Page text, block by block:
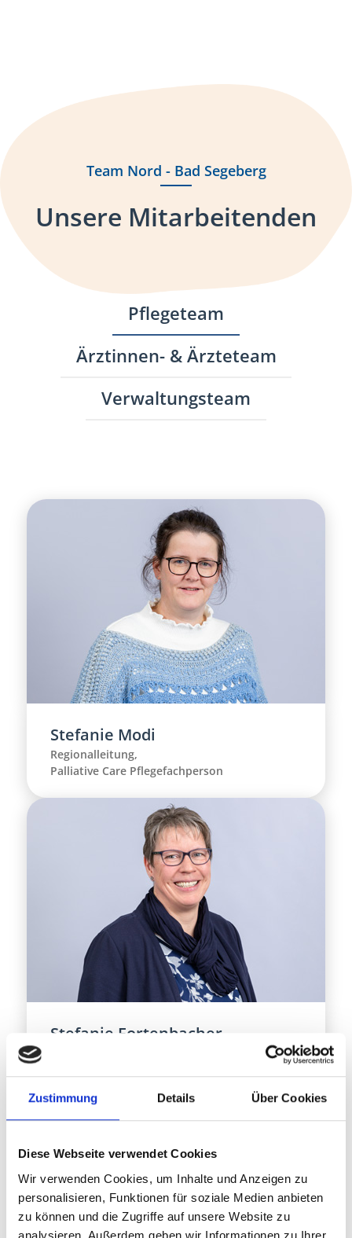
Zustimmung Details Über Cookies
Diese Webseite verwendet Cookies
Wir verwenden Cookies, um Inhalte und Anzeigen zu
personalisieren, Funktionen für soziale Medien anbieten
zu können und die Zugriffe auf unsere Website zu
analysieren. Außerdem geben wir Informationen zu Ihrer
Team Nord - Bad Segeberg
Unsere Mitarbeitenden
Pflegeteam
Ärztinnen- & Ärzteteam
Verwaltungsteam
Stefanie Modi
Regionalleitung,
Palliative Care Pflegefachperson
Stefanie Fortenbacher,